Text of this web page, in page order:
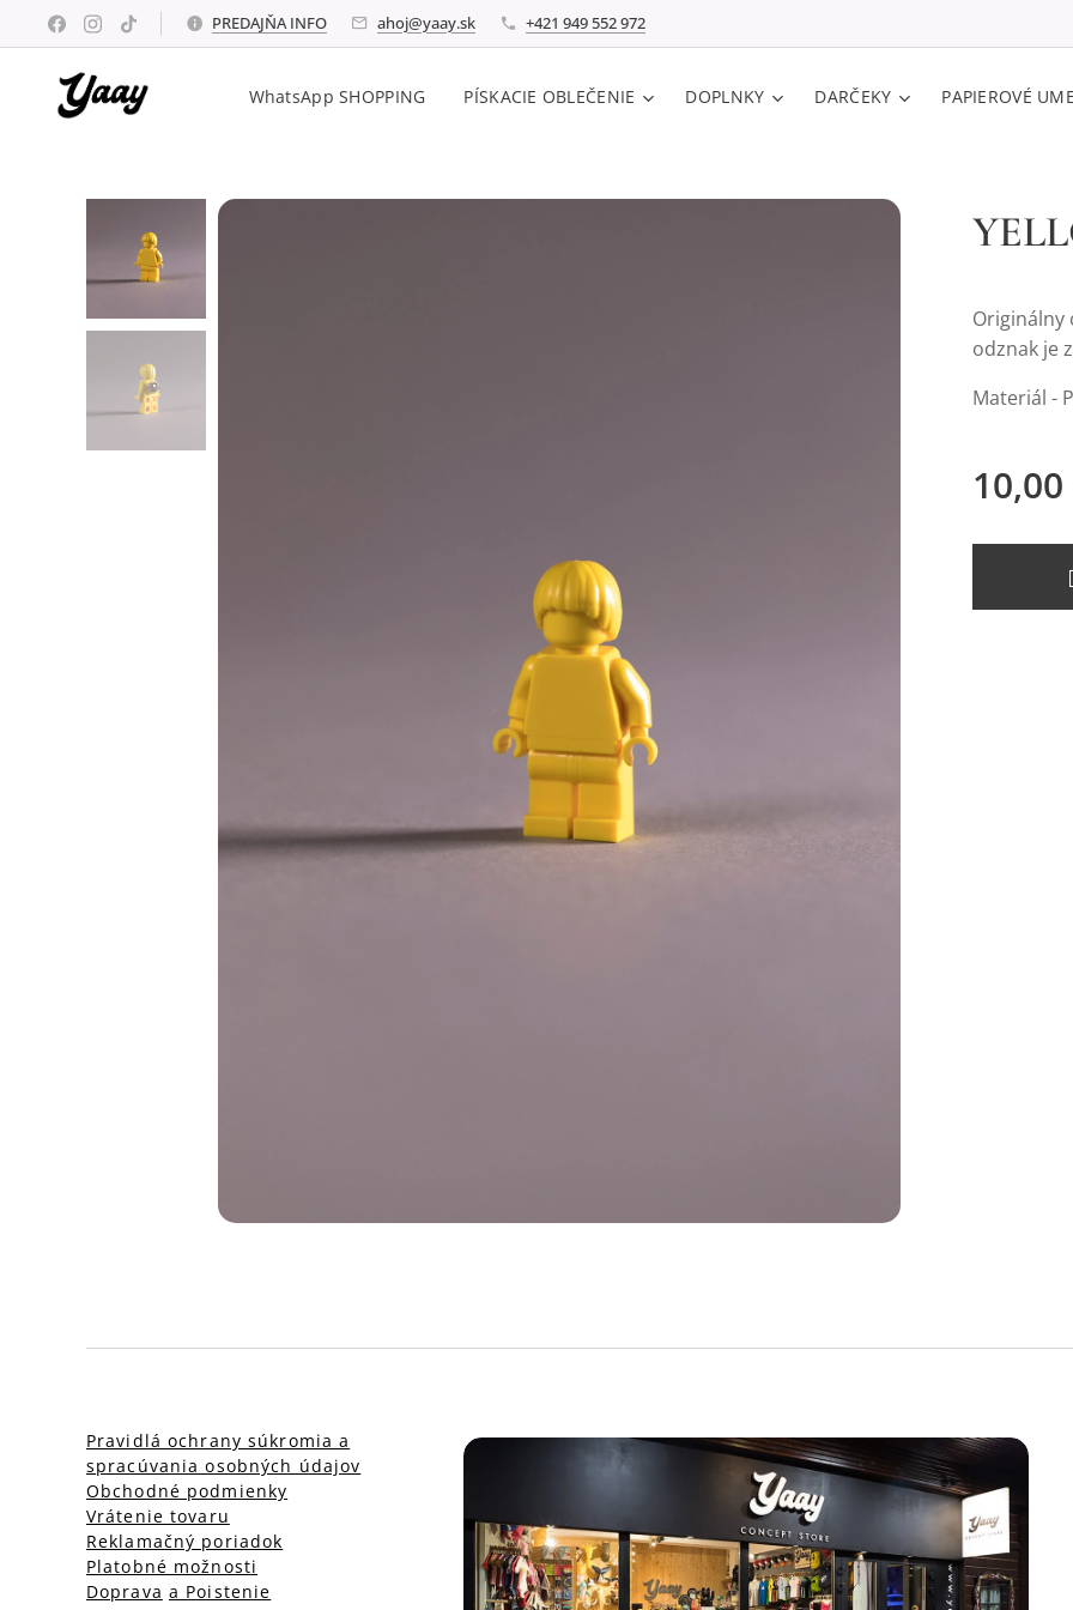
PREDAJŇA INFO ahoj@yaay.sk +421 949 552 972
WhatsApp SHOPPING PÍSKACIE OBLEČENIE DOPLNKY DARČEKY PAPIEROVÉ
Originálny
odznak je
Materiál -
10,00
Pravidlá ochrany súkromia a
spracúvania osobných údajov
Obchodné podmienky
Vrátenie tovaru
Reklamačný poriadok
Platobné možnosti
Doprava a Poistenie